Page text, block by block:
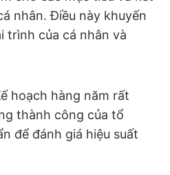
nhân. Điều này khuyến
trình của cá nhân và
hoạch hàng năm rất
thành công của tổ
để đánh giá hiệu suất